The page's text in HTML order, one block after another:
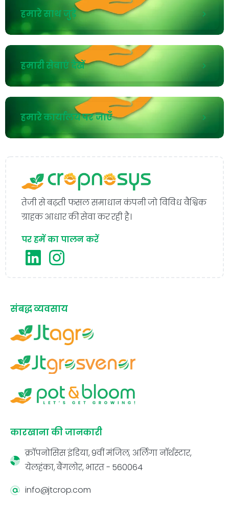
हमारे साथ जुड़े
हमारी सेवाएं देखें
हमारे कार्यालय पर जाएँ
तेजी से बढ़ती फसल समाधान कंपनी जो विविध वैश्विक
ग्राहक आधार की सेवा कर रही है।
पर हमें का पालन करें
संबद्ध व्यवसाय
कारखाना की जानकारी
क्रॉपनोसिस इंडिया, 9वीं मंजिल, अर्लिगा नॉर्थस्टार,
येलहंका, बैंगलोर, भारत - 560064
info@jtcrop.com